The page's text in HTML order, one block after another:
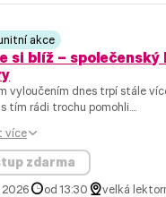
akce
si blíž – společenský
vyloučením dnes trpí stále
tím rádi trochu pomohli....
více
zdarma
2026 od 13:30
velká